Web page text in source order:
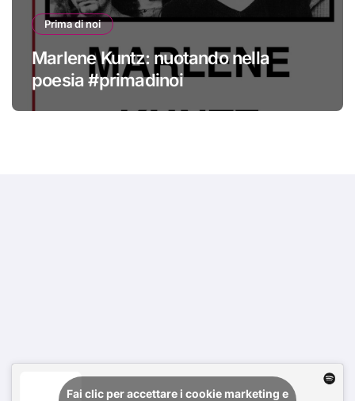
Prima di noi
Marlene Kuntz: nuotando nella
poesia #primadinoi
Fai clic per accettare i cookie marketing e